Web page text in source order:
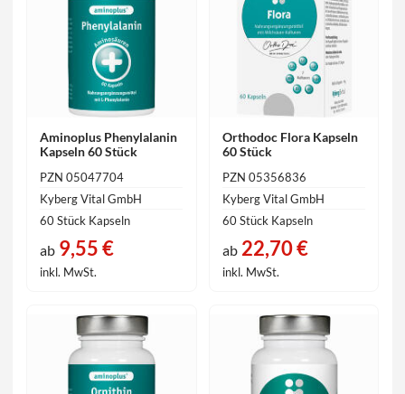
Aminoplus Phenylalanin
Kapseln 60 Stück
PZN 05047704
Kyberg Vital GmbH
60 Stück Kapseln
ab 9,55 €
inkl. MwSt.
Orthodoc Flora Kapseln
60 Stück
PZN 05356836
Kyberg Vital GmbH
60 Stück Kapseln
ab22,70 €
inkl. MwSt.